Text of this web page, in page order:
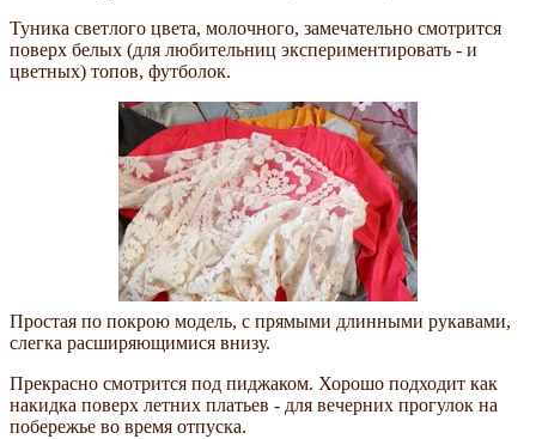
Туника светлого цвета, молочного, замечательно смотрится
поверх белых (для любительниц экспериментировать - и
цветных) топов, футболок.
Простая по покрою модель, с прямыми длинными рукавами,
слегка расширяющимися внизу.
Прекрасно смотрится под пиджаком. Хорошо подходит как
накидка поверх летних платьев - для вечерних прогулок на
побережье во время отпуска.